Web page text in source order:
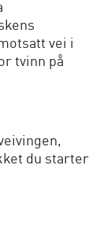
vei i
tvinn på
du starter